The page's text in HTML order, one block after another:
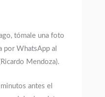
tómale una foto
por WhatsApp al
Mendoza).
antes el